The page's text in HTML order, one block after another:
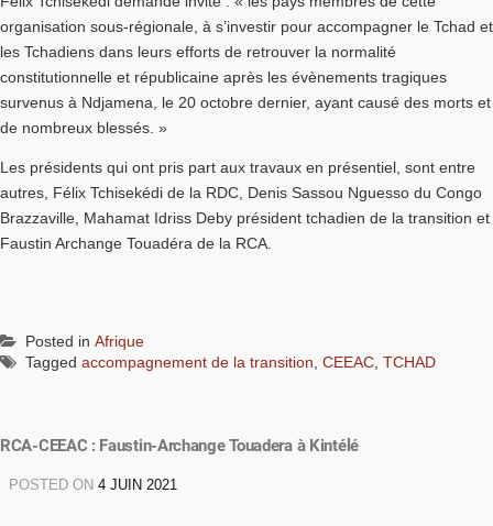
organisation sous-régionale, à s’investir pour accompagner le Tchad et
les Tchadiens dans leurs efforts de retrouver la normalité
constitutionnelle et républicaine après les évènements tragiques
survenus à Ndjamena, le 20 octobre dernier, ayant causé des morts et
de nombreux blessés. »
Les présidents qui ont pris part aux travaux en présentiel, sont entre
autres, Félix Tchisekédi de la RDC, Denis Sassou Nguesso du Congo
Brazzaville, Mahamat Idriss Deby président tchadien de la transition et
Faustin Archange Touadéra de la RCA.
Posted in Afrique
Tagged accompagnement de la transition CEEAC TCHAD
RCA-CEEAC : Faustin-Archange Touadera à Kintélé
POSTED ON 4 JUIN 2021